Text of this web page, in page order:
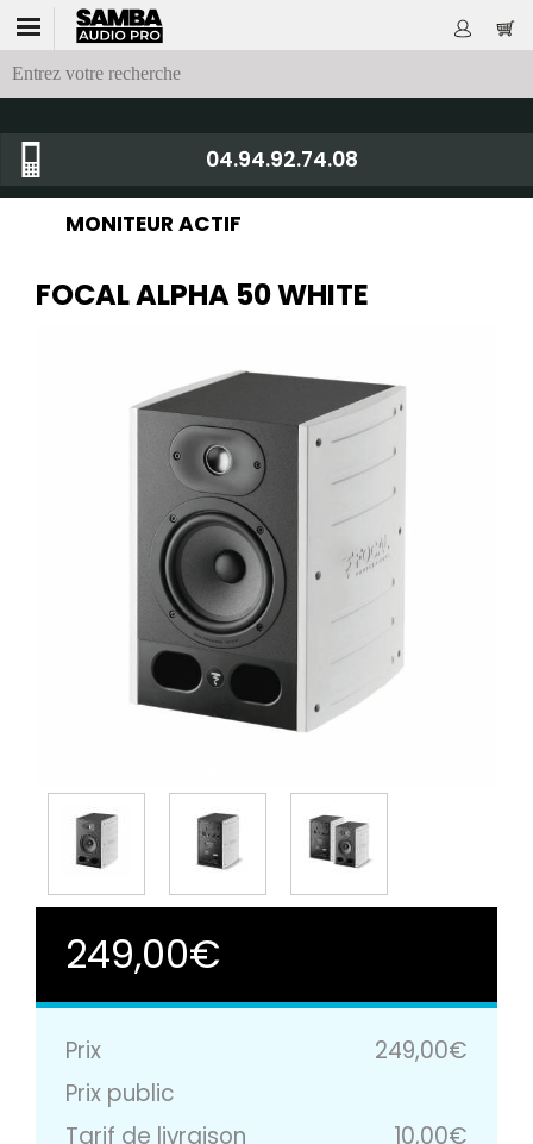
04.94.92.74.08
MONITEUR ACTIF
FOCAL ALPHA 50 WHITE
249,00€
Prix
249,00€
Prix public
Tarif de livraison
10,00€